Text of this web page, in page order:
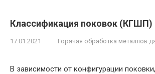
Классификация поковок (КГШП)
17.01.2021 Горячая обработка металлов
В зависимости от конфигурации